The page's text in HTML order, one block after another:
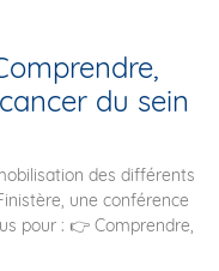
du sein
des différents
une conférence
pour : 👉 Comprendre,